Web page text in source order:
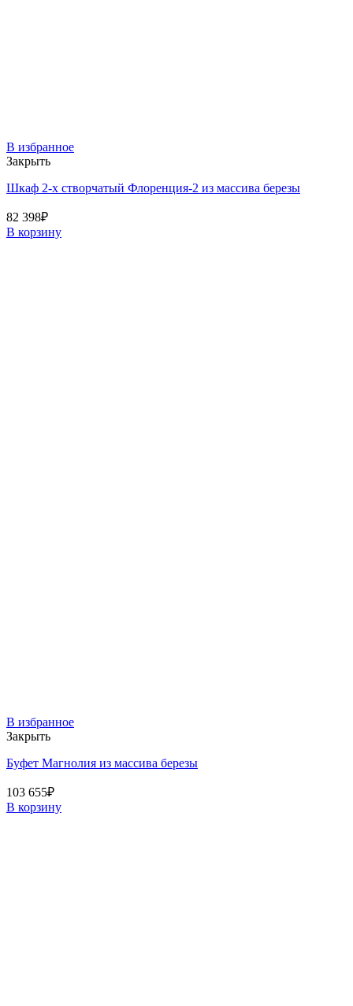
В избранное
Закрыть
Шкаф 2-х створчатый Флоренция-2 из массива березы
82 398₽
В корзину
В избранное
Закрыть
Буфет Магнолия из массива березы
103 655₽
В корзину